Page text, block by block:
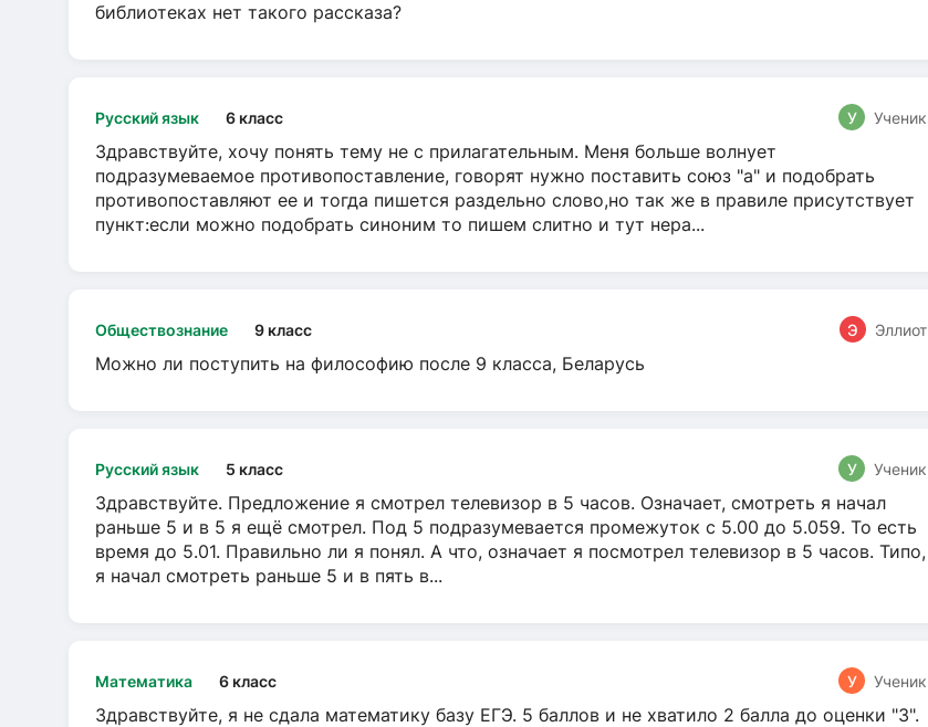
библиотеках нет такого рассказа?
Русский язык 6 класс У Ученик
Здравствуйте, хочу понять тему не с прилагательным. Меня больше волнует
подразумеваемое противопоставление, говорят нужно поставить союз "а" и подобрать
противопоставляют ее и тогда пишется раздельно слово,но так же в правиле присутствует
пункт:если можно подобрать синоним то пишем слитно и тут нера...
Обществознание 9 класс Э Эллиот
Можно ли поступить на философию после 9 класса, Беларусь
Русский язык 5 класс У Ученик
Здравствуйте. Предложение я смотрел телевизор в 5 часов. Означает, смотреть я начал
раньше 5 и в 5 я ещё смотрел. Под 5 подразумевается промежуток с 5.00 до 5.059. То есть
время до 5.01. Правильно ли я понял. А что, означает я посмотрел телевизор в 5 часов. Типо,
я начал смотреть раньше 5 и в пять в...
Математика 6 класс У Ученик
Здравствуйте, я не сдала математику базу ЕГЭ. 5 баллов и не хватило 2 балла до оценки "3".